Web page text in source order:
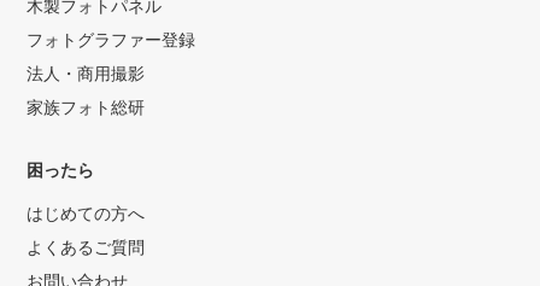
木製フォトパネル
フォトグラファー登録
法人・商用撮影
家族フォト総研
困ったら
はじめての方へ
よくあるご質問
お問い合わせ